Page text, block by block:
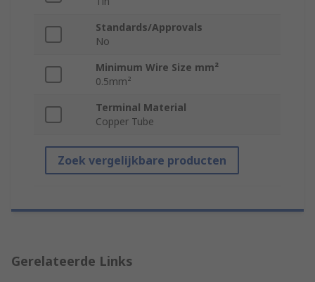
Standards/Approvals
No
Minimum Wire Size mm²
0.5mm²
Terminal Material
Copper Tube
Zoek vergelijkbare producten
Gerelateerde Links